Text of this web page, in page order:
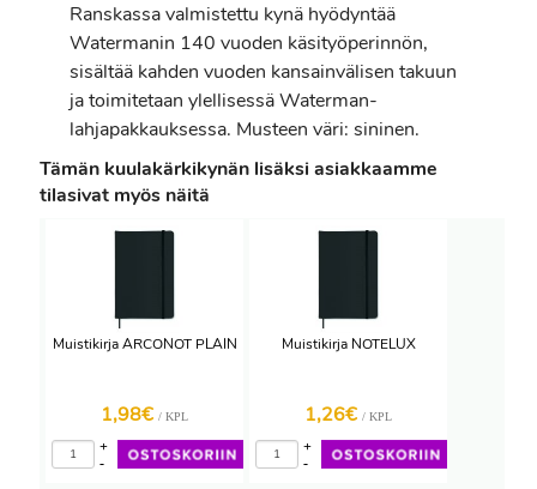
Ranskassa valmistettu kynä hyödyntää
Watermanin 140 vuoden käsityöperinnön,
sisältää kahden vuoden kansainvälisen takuun
ja toimitetaan ylellisessä Waterman-
lahjapakkauksessa. Musteen väri: sininen.
Tämän kuulakärkikynän lisäksi asiakkaamme
tilasivat myös näitä
Muistikirja ARCONOT PLAIN
1,98€ / KPL
-
+
Muistikirja NOTELUX
1,26€ / KPL
-
+